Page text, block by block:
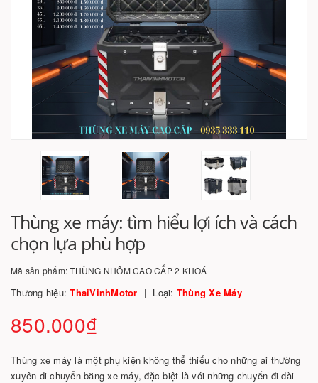
Thùng xe máy: tìm hiểu lợi ích và cách
chọn lựa phù hợp
Mã sản phẩm:THÙNG NHÔM CAO CẤP 2 KHOÁ
Thương hiệu:ThaiVinhMotor Loại: Thùng Xe Máy
850.000₫
Thùng xe máy là một phụ kiện không thể thiếu cho những ai thường
xuyên di chuyển bằng xe máy, đặc biệt là với những chuyến đi dài